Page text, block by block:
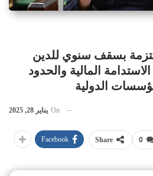
بسقف سنوي للدين
المالية والحدود
الدولية
On يناير 28, 2025
0
Share
Facebook